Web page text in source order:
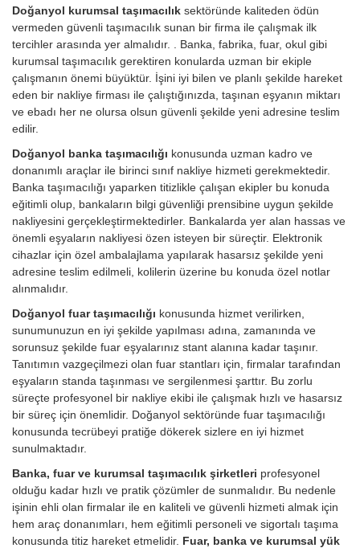
Doğanyol kurumsal taşımacılık sektöründe kaliteden ödün
vermeden güvenli taşımacılık sunan bir firma ile çalışmak ilk
tercihler arasında yer almalıdır. . Banka, fabrika, fuar, okul gibi
kurumsal taşımacılık gerektiren konularda uzman bir ekiple
çalışmanın önemi büyüktür. İşini iyi bilen ve planlı şekilde hareket
eden bir nakliye firması ile çalıştığınızda, taşınan eşyanın miktarı
ve ebadı her ne olursa olsun güvenli şekilde yeni adresine teslim
edilir.
Doğanyol banka taşımacılığı konusunda uzman kadro ve
donanımlı araçlar ile birinci sınıf nakliye hizmeti gerekmektedir.
Banka taşımacılığı yaparken titizlikle çalışan ekipler bu konuda
eğitimli olup, bankaların bilgi güvenliği prensibine uygun şekilde
nakliyesini gerçekleştirmektedirler. Bankalarda yer alan hassas ve
önemli eşyaların nakliyesi özen isteyen bir süreçtir. Elektronik
cihazlar için özel ambalajlama yapılarak hasarsız şekilde yeni
adresine teslim edilmeli, kolilerin üzerine bu konuda özel notlar
alınmalıdır.
Doğanyol fuar taşımacılığı konusunda hizmet verilirken,
sunumunuzun en iyi şekilde yapılması adına, zamanında ve
sorunsuz şekilde fuar eşyalarınız stant alanına kadar taşınır.
Tanıtımın vazgeçilmezi olan fuar stantları için, firmalar tarafından
eşyaların standa taşınması ve sergilenmesi şarttır. Bu zorlu
süreçte profesyonel bir nakliye ekibi ile çalışmak hızlı ve hasarsız
bir süreç için önemlidir. Doğanyol sektöründe fuar taşımacılığı
konusunda tecrübeyi pratiğe dökerek sizlere en iyi hizmet
sunulmaktadır.
Banka, fuar ve kurumsal taşımacılık şirketleri profesyonel
olduğu kadar hızlı ve pratik çözümler de sunmalıdır. Bu nedenle
işinin ehli olan firmalar ile en kaliteli ve güvenli hizmeti almak için
hem araç donanımları, hem eğitimli personeli ve sigortalı taşıma
konusunda titiz hareket etmelidir. Fuar, banka ve kurumsal yük